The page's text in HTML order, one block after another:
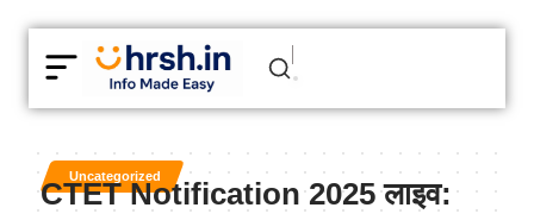
Uncategorized
CTET Notification 2025 लाइव: